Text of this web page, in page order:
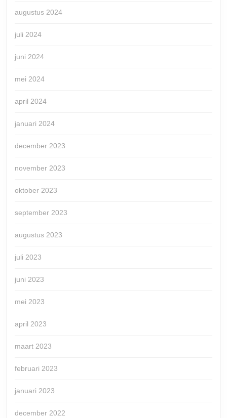
augustus 2024
juli 2024
juni 2024
mei 2024
april 2024
januari 2024
december 2023
november 2023
oktober 2023
september 2023
augustus 2023
juli 2023
juni 2023
mei 2023
april 2023
maart 2023
februari 2023
januari 2023
december 2022